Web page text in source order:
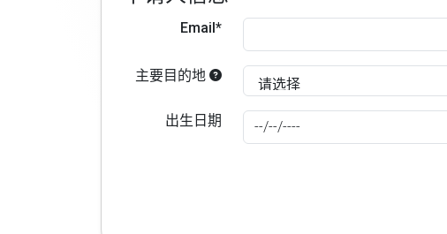
Email*
主要目的地
出生日期